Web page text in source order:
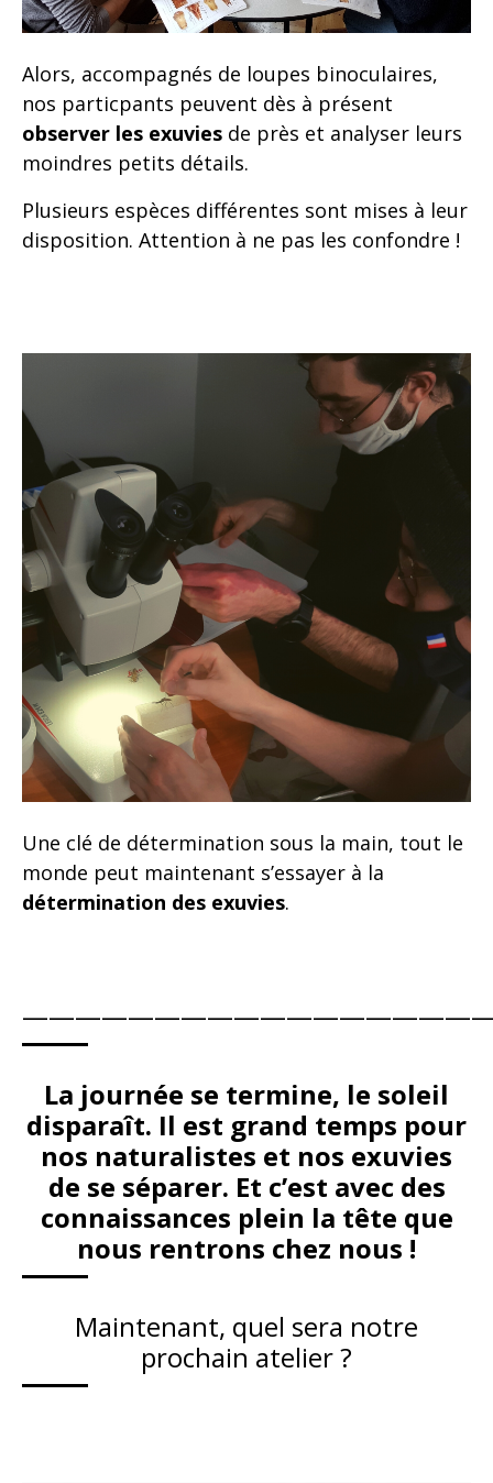
Alors, accompagnés de loupes binoculaires,
nos particpants peuvent dès à présent
observer les exuvies de près et analyser leurs
moindres petits détails.
Plusieurs espèces différentes sont mises à leur
disposition. Attention à ne pas les confondre !
Une clé de détermination sous la main, tout le
monde peut maintenant s’essayer à la
détermination des exuvies.
La journée se termine, le soleil
disparaît. Il est grand temps pour
nos naturalistes et nos exuvies
de se séparer. Et c’est avec des
connaissances plein la tête que
nous rentrons chez nous !
Maintenant, quel sera notre
prochain atelier ?